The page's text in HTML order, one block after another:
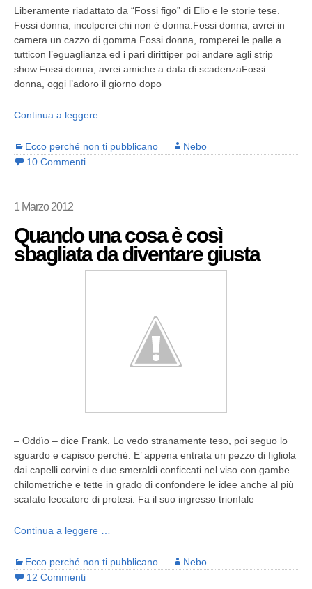
Liberamente riadattato da “Fossi figo” di Elio e le storie tese.
Fossi donna, incolperei chi non è donna.Fossi donna, avrei in
camera un cazzo di gomma.Fossi donna, romperei le palle a
tutticon l’eguaglianza ed i pari dirittiper poi andare agli strip
show.Fossi donna, avrei amiche a data di scadenzaFossi
donna, oggi l’adoro il giorno dopo
Continua a leggere …
Ecco perché non ti pubblicano
Nebo
10 Commenti
1 Marzo 2012
Quando una cosa è così
sbagliata da diventare giusta
– Oddìo – dice Frank. Lo vedo stranamente teso, poi seguo lo
sguardo e capisco perché. E’ appena entrata un pezzo di figliola
dai capelli corvini e due smeraldi conficcati nel viso con gambe
chilometriche e tette in grado di confondere le idee anche al più
scafato leccatore di protesi. Fa il suo ingresso trionfale
Continua a leggere …
Ecco perché non ti pubblicano
Nebo
12 Commenti